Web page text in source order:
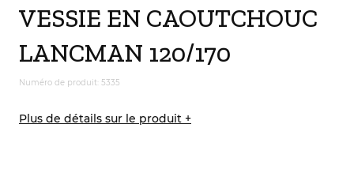
VESSIE EN CAOUTCHOUC
LANCMAN 120/170
Numéro de produit: 5335
Plus de détails sur le produit +